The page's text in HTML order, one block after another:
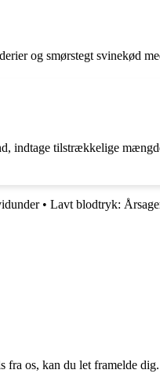
og smørstegt svinekød
indtage tilstrækkelige
• Lavt blodtryk:
os, kan du let framelde dig.